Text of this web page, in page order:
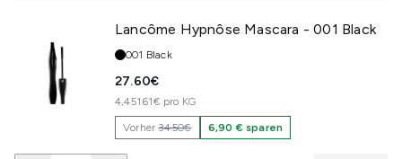
Lancôme Hypnôse Mascara - 001 Black
Shade:
001 Black
27.60€
4,451.61€ pro KG
Vorher34.50€ 6,90 € sparen